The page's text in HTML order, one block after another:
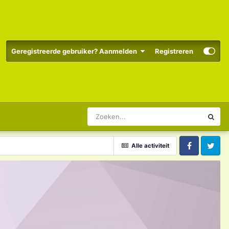
Geregistreerde gebruiker? Aanmelden Registreren
Alle activiteit
FacebookTwitter